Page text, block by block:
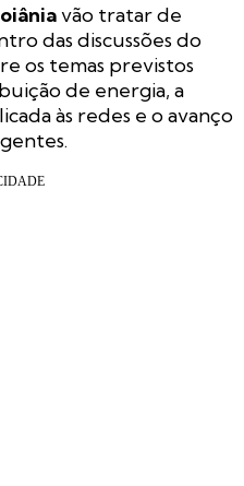
vão tratar de
das discussões do
os temas previstos
de energia, a
às redes e o avanço